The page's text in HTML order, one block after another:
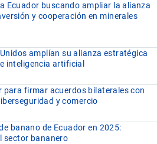
Ecuador buscando ampliar la alianza
y cooperación en minerales
amplían su alianza estratégica
inteligencia artificial
para firmar acuerdos bilaterales con
y comercio
banano de Ecuador en 2025:
sector bananero